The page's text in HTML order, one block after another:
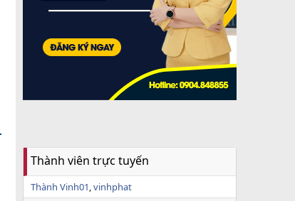
Thành viên trực tuyến
Thành Vinh01 vinhphat